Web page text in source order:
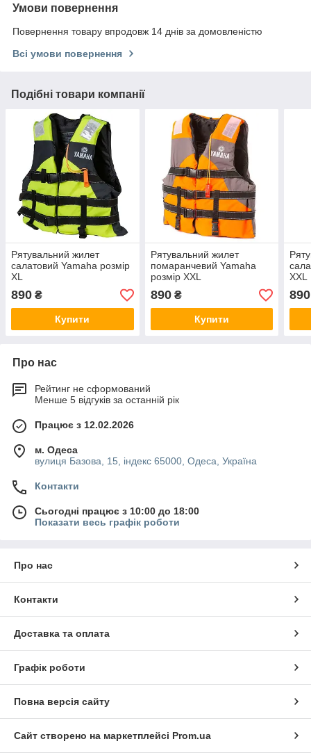
Умови повернення
Повернення товару впродовж 14 днів за домовленістю
Всі умови повернення
Подібні товари компанії
Рятувальний жилет
салатовий Yamaha розмір
XL
890 ₴
Купити
Рятувальний жилет
помаранчевий Yamaha
розмір XXL
890₴
Купити
XXL
890
Про нас
Рейтинг не сформований
Менше 5 відгуків за останній рік
Працює з 12.02.2026
м. Одеса
вулиця Базова, 15, індекс 65000, Одеса, Україна
Контакти
Сьогодні працює з 10:00 до 18:00
Показати весь графік роботи
Про нас
Контакти
Доставка та оплата
Графік роботи
Повна версія сайту
Сайт створено на маркетплейсі Prom.ua